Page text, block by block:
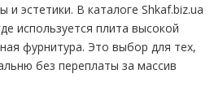
и эстетики. В каталоге Shkaf.biz.ua
используется плита высокой
фурнитура. Это выбор для тех,
без переплаты за массив